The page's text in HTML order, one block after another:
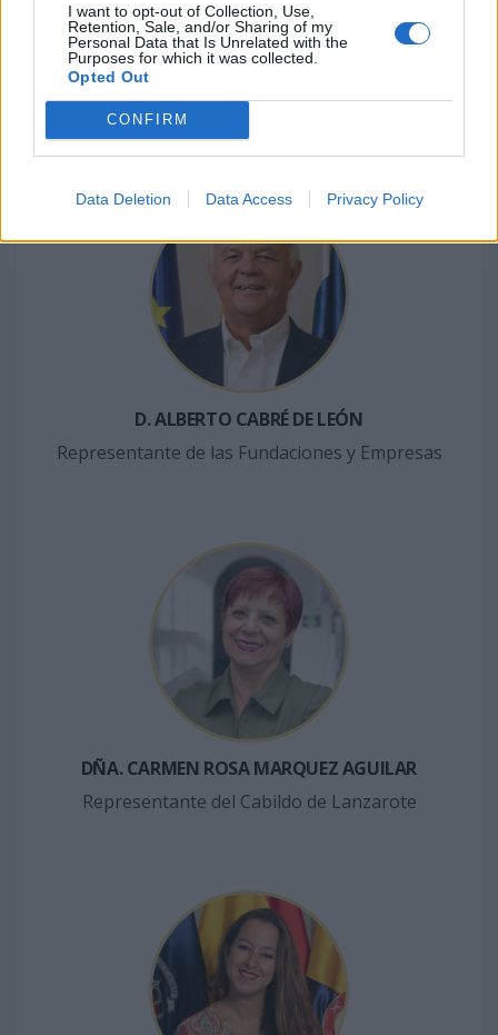
I want to opt-out of Collection, Use,
Retention, Sale, and/or Sharing of my
Personal Data that Is Unrelated with the
Purposes for which it was collected.
Opted Out
CONFIRM
Data Deletion Data Access Privacy Policy
D. ANTONIO RICO REVUELTA
Representante de ámbito ciéntifico y cultural
D. ALBERTO CABRÉ DE LEÓN
Representante de las Fundaciones y Empresas
DÑA. CARMEN ROSA MARQUEZ AGUILAR
Representante del Cabildo de Lanzarote